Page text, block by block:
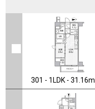
301 - 1LDK - 31.16m